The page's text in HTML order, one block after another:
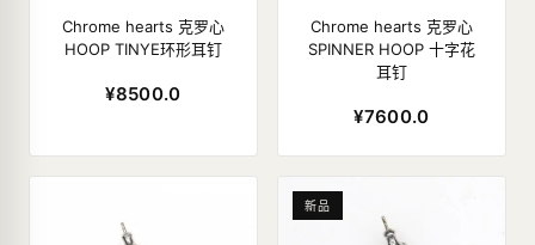
Chrome hearts 克罗心
HOOP TINYE环形耳钉
¥8500.0
Chrome hearts 克罗心
SPINNER HOOP 十字花
耳钉
¥7600.0
新品